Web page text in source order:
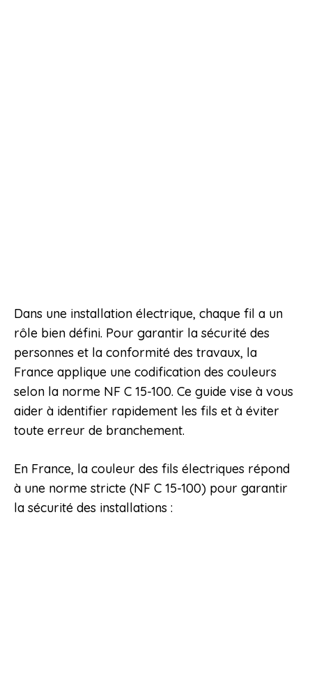
Dans une installation électrique, chaque fil a un
rôle bien défini. Pour garantir la sécurité des
personnes et la conformité des travaux, la
France applique une codification des couleurs
selon la norme NF C 15-100. Ce guide vise à vous
aider à identifier rapidement les fils et à éviter
toute erreur de branchement.
En France, la couleur des fils électriques répond
à une norme stricte (NF C 15-100) pour garantir
la sécurité des installations :